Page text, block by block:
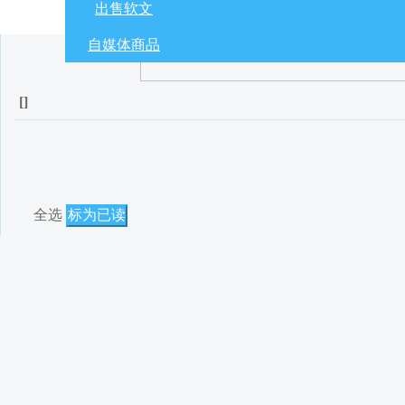
出售软文
自媒体商品
[]
全选 标为已读